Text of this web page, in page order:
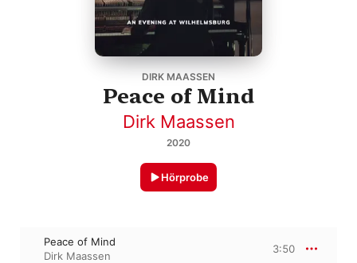
DIRK MAASSEN
Peace of Mind
Dirk Maassen
2020
Hörprobe
Peace of Mind
Dirk Maassen
3:50